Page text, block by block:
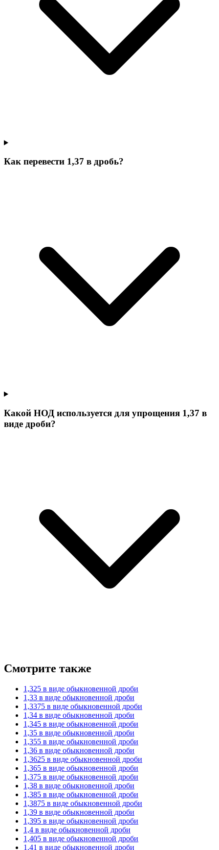
Как перевести 1,37 в дробь?
Какой НОД используется для упрощения 1,37 в
виде дроби?
Смотрите также
1,325 в виде обыкновенной дроби
1,33 в виде обыкновенной дроби
1,3375 в виде обыкновенной дроби
1,34 в виде обыкновенной дроби
1,345 в виде обыкновенной дроби
1,35 в виде обыкновенной дроби
1,355 в виде обыкновенной дроби
1,36 в виде обыкновенной дроби
1,3625 в виде обыкновенной дроби
1,365 в виде обыкновенной дроби
1,375 в виде обыкновенной дроби
1,38 в виде обыкновенной дроби
1,385 в виде обыкновенной дроби
1,3875 в виде обыкновенной дроби
1,39 в виде обыкновенной дроби
1,395 в виде обыкновенной дроби
1,4 в виде обыкновенной дроби
1,405 в виде обыкновенной дроби
1,41 в виде обыкновенной дроби